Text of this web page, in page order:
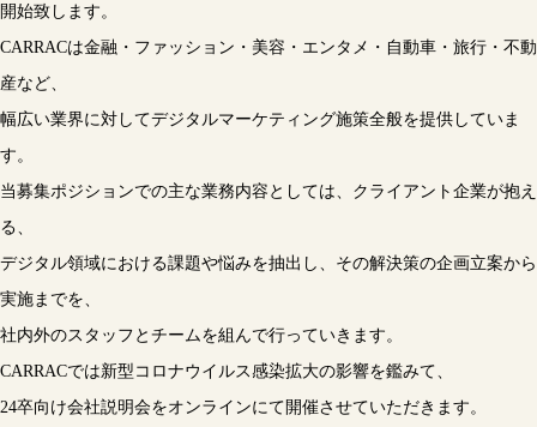
開始致します。
CARRACは金融・ファッション・美容・エンタメ・自動車・旅行・不動
産など、
幅広い業界に対してデジタルマーケティング施策全般を提供していま
す。
当募集ポジションでの主な業務内容としては、クライアント企業が抱え
る、
デジタル領域における課題や悩みを抽出し、その解決策の企画立案から
実施までを、
社内外のスタッフとチームを組んで行っていきます。
CARRACでは新型コロナウイルス感染拡大の影響を鑑みて、
24卒向け会社説明会をオンラインにて開催させていただきます。